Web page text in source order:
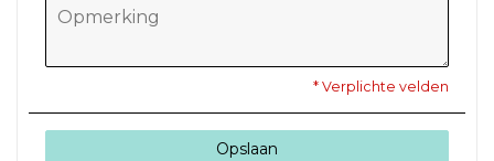
* Verplichte velden
Opslaan